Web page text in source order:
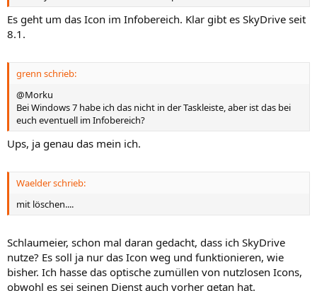
Es geht um das Icon im Infobereich. Klar gibt es SkyDrive seit
8.1.
grenn schrieb:
@Morku
Bei Windows 7 habe ich das nicht in der Taskleiste, aber ist das bei
euch eventuell im Infobereich?
Ups, ja genau das mein ich.
Waelder schrieb:
mit löschen....
Schlaumeier, schon mal daran gedacht, dass ich SkyDrive
nutze? Es soll ja nur das Icon weg und funktionieren, wie
bisher. Ich hasse das optische zumüllen von nutzlosen Icons,
obwohl es sei seinen Dienst auch vorher getan hat.